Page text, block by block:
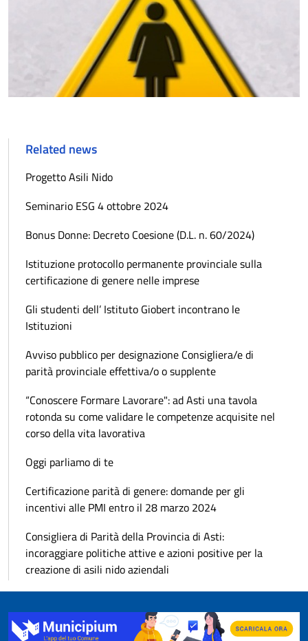
Related news
Progetto Asili Nido
Seminario ESG 4 ottobre 2024
Bonus Donne: Decreto Coesione (D.L. n. 60/2024)
Istituzione protocollo permanente provinciale sulla
certificazione di genere nelle imprese
Gli studenti dell’ Istituto Giobert incontrano le
Istituzioni
Avviso pubblico per designazione Consigliera/e di
parità provinciale effettiva/o o supplente
“Conoscere Formare Lavorare": ad Asti una tavola
rotonda su come validare le competenze acquisite nel
corso della vita lavorativa
Oggi parliamo di te
Certificazione parità di genere: domande per gli
incentivi alle PMI entro il 28 marzo 2024
Consigliera di Parità della Provincia di Asti:
incoraggiare politiche attive e azioni positive per la
creazione di asili nido aziendali